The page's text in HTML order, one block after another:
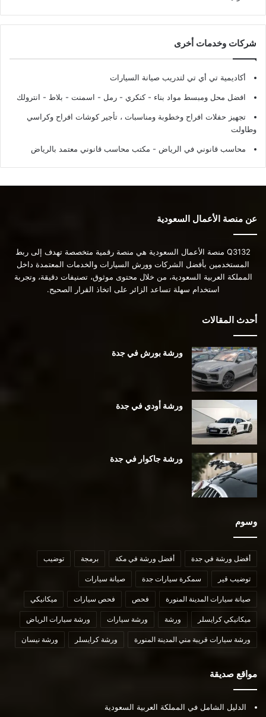
شركات وخدمات أخرى
أكاديمية تي أي تي لتدريب صيانة السيارات
افضل محل ومبسط مواد بناء - كنكري - رمل - اسمنت - بلاط - انترولك
تجهيز حفلات افراح وخطوبة ومناسبات ، تأجير كوشات افراح وكراسي
وطاولت
محاسب قانوني في الرياض - مكتب محاسب قانوني معتمد بالرياض
عن منصة الأعمال السعودية
Q3132 منصة الأعمال السعودية هي منصة رقمية متخصصة تهدف إلى ربط
المستخدمين بأفضل الشركات وورش السيارات والخدمات المعتمدة داخل
المملكة العربية السعودية، من خلال محتوى موثوق، تصنيفات دقيقة، وتجربة
استخدام سهلة تساعد الزائر على اتخاذ القرار الصحيح.
أحدث المقالات
ورشة بورش في جدة
ورشة أودي في جدة
ورشة جاكوار في جدة
وسوم
أفضل ورشة في جدة أفضل ورشة في مكة برمجة توضيب
توضيب قير سمكرة سيارات جدة صيانة سيارات
صيانة سيارات المدينة المنورة فحص فحص سيارات ميكانيكي
ميكانيكي كرايسلر ورشة ورشة سيارات ورشة سيارات الرياض
ورشة سيارات قريبة مني المدينة المنورة ورشة كرايسلر ورشة نيسان
مواقع صديقة
الدليل الشامل في المملكة العربية السعودية